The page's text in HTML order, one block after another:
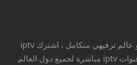
ليون هو عالم ترفيهي متكامل ، اشترك iptv
الأشهر والأكثر استقرار، قنوات iptv مباشرة لجميع دول العالم